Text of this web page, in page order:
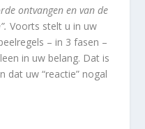
ontvangen en van de
Voorts stelt u in uw
– in 3 fasen –
in uw belang. Dat is
dat uw “reactie” nogal